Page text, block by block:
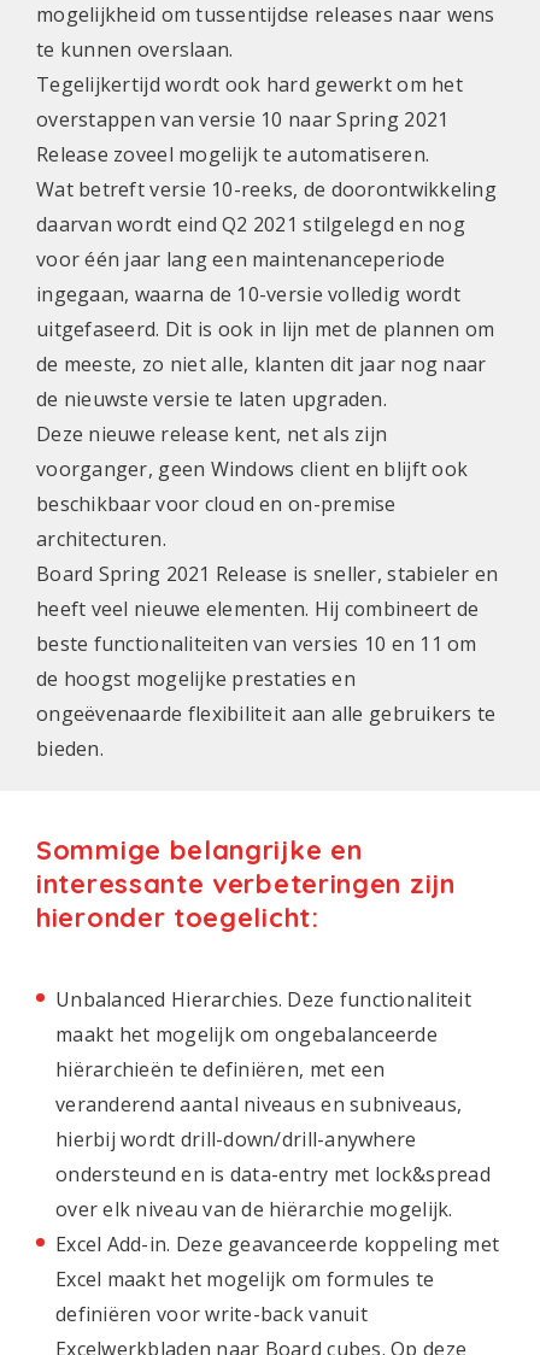
mogelijkheid om tussentijdse releases naar wens
te kunnen overslaan.
Tegelijkertijd wordt ook hard gewerkt om het
overstappen van versie 10 naar Spring 2021
Release zoveel mogelijk te automatiseren.
Wat betreft versie 10-reeks, de doorontwikkeling
daarvan wordt eind Q2 2021 stilgelegd en nog
voor één jaar lang een maintenanceperiode
ingegaan, waarna de 10-versie volledig wordt
uitgefaseerd. Dit is ook in lijn met de plannen om
de meeste, zo niet alle, klanten dit jaar nog naar
de nieuwste versie te laten upgraden.
Deze nieuwe release kent, net als zijn
voorganger, geen Windows client en blijft ook
beschikbaar voor cloud en on-premise
architecturen.
Board Spring 2021 Release is sneller, stabieler en
heeft veel nieuwe elementen. Hij combineert de
beste functionaliteiten van versies 10 en 11 om
de hoogst mogelijke prestaties en
ongeëvenaarde flexibiliteit aan alle gebruikers te
bieden.
Sommige belangrijke en
interessante verbeteringen zijn
hieronder toegelicht:
Unbalanced Hierarchies. Deze functionaliteit
maakt het mogelijk om ongebalanceerde
hiërarchieën te definiëren, met een
veranderend aantal niveaus en subniveaus,
hierbij wordt drill-down/drill-anywhere
ondersteund en is data-entry met lock&spread
over elk niveau van de hiërarchie mogelijk.
Excel Add-in. Deze geavanceerde koppeling met
Excel maakt het mogelijk om formules te
definiëren voor write-back vanuit
Excelwerkbladen naar Board cubes. Op deze